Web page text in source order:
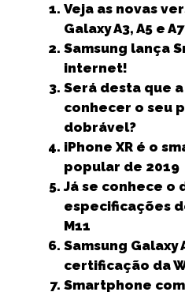
c
e
b
o
o
k
it
t
e
r
ai
l
a
ts
p
p
Veja as novas
Galaxy A3, A5 e A7
Samsung lança
internet!
Será desta que
conhecer o seu
dobrável?
iPhone XR é o
popular de 2019
Já se conhece o
especificações
M11
Samsung Galaxy
certificação da
Smartphone